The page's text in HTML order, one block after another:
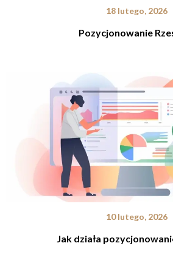
18 lutego, 2026
Pozycjonowanie
10 lutego, 2026
Jak działa